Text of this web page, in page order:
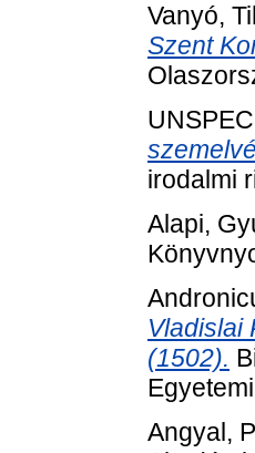
Vanyó,
Szent
irodalmi
Alapi,
Vladislai
(1502).
Angyal,